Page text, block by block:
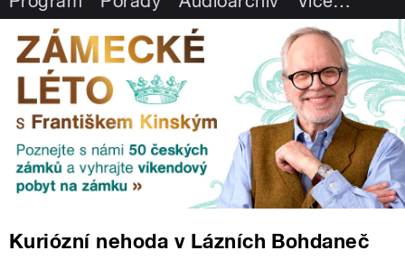
Kuriózní nehoda v Lázních Bohdaneč